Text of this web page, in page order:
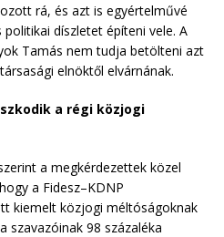
rá, és azt is egyértelművé
díszletet építeni vele. A
Tamás nem tudja betölteni azt
elnöktől elvárnának.
a régi közjogi
a megkérdezettek közel
a Fidesz–KDNP
kiemelt közjogi méltóságoknak
szavazóinak 98 százaléka